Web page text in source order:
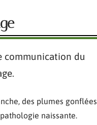
communication du
des plumes gonflées
naissante.